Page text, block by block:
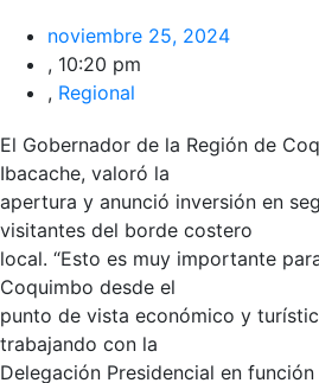
noviembre 25, 2024
, 10:20 pm
, Regional
El Gobernador de la Región de
Ibacache, valoró la
apertura y anunció inversión en
visitantes del borde costero
local. “Esto es muy importante
Coquimbo desde el
punto de vista económico y
trabajando con la
Delegación Presidencial en